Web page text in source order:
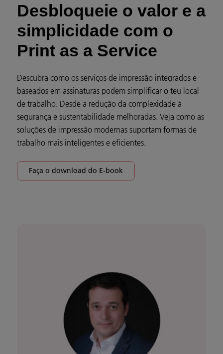
Desbloqueie o valor e a
simplicidade com o
Print as a Service
Descubra como os serviços de impressão integrados e
baseados em assinaturas podem simplificar o teu local
de trabalho. Desde a redução da complexidade à
segurança e sustentabilidade melhoradas. Veja como as
soluções de impressão modernas suportam formas de
trabalho mais inteligentes e eficientes.
Faça o download do E-book